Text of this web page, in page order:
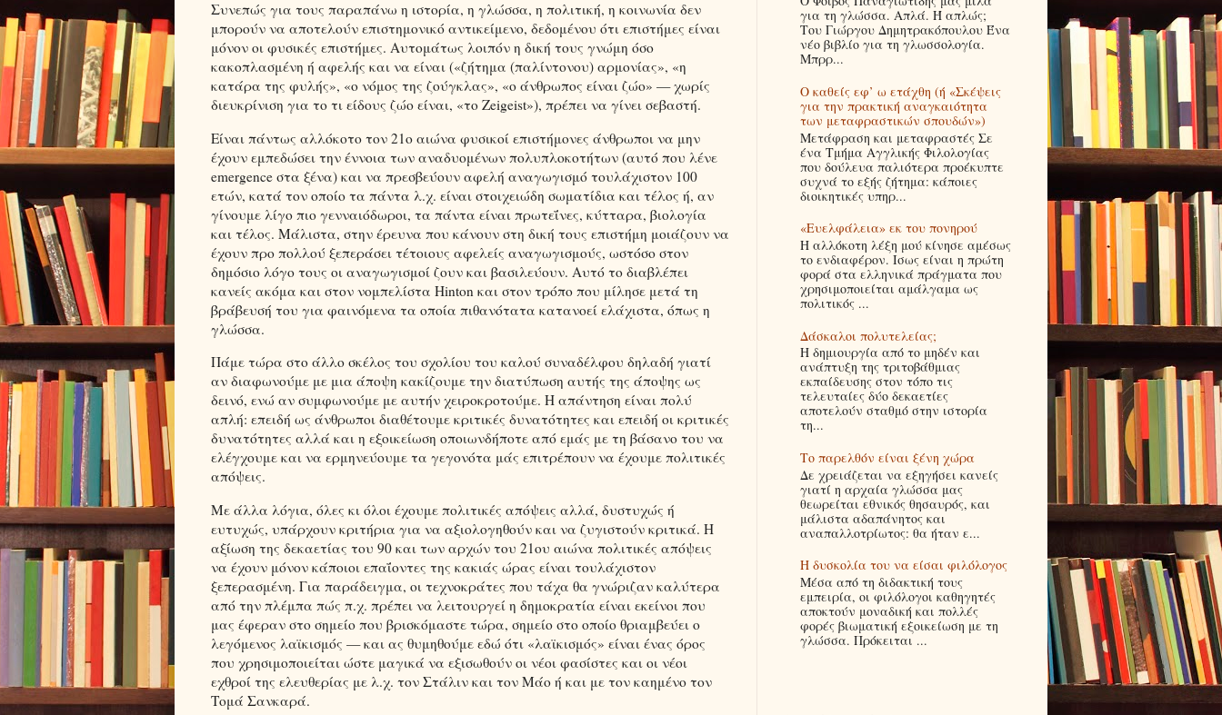
Συνεπώς για τους παραπάνω η ιστορία, η γλώσσα, η πολιτική, η κοινωνία δεν
μπορούν να αποτελούν επιστημονικό αντικείμενο, δεδομένου ότι επιστήμες είναι
μόνον οι φυσικές επιστήμες. Αυτομάτως λοιπόν η δική τους γνώμη όσο
κακοπλασμένη ή αφελής και να είναι («ζήτημα (παλίντονου) αρμονίας», «η
κατάρα της φυλής», «ο νόμος της ζούγκλας», «ο άνθρωπος είναι ζώο» — χωρίς
διευκρίνιση για το τι είδους ζώο είναι, «το Zeigeist»), πρέπει να γίνει σεβαστή.
Είναι πάντως αλλόκοτο τον 21ο αιώνα φυσικοί επιστήμονες άνθρωποι να μην
έχουν εμπεδώσει την έννοια των αναδυομένων πολυπλοκοτήτων (αυτό που λένε
emergence στα ξένα) και να πρεσβεύουν αφελή αναγωγισμό τουλάχιστον 100
ετών, κατά τον οποίο τα πάντα λ.χ. είναι στοιχειώδη σωματίδια και τέλος ή, αν
γίνουμε λίγο πιο γενναιόδωροι, τα πάντα είναι πρωτεΐνες, κύτταρα, βιολογία
και τέλος. Μάλιστα, στην έρευνα που κάνουν στη δική τους επιστήμη μοιάζουν να
έχουν προ πολλού ξεπεράσει τέτοιους αφελείς αναγωγισμούς, ωστόσο στον
δημόσιο λόγο τους οι αναγωγισμοί ζουν και βασιλεύουν. Αυτό το διαβλέπει
κανείς ακόμα και στον νομπελίστα Hinton και στον τρόπο που μίλησε μετά τη
βράβευσή του για φαινόμενα τα οποία πιθανότατα κατανοεί ελάχιστα, όπως η
γλώσσα.
Πάμε τώρα στο άλλο σκέλος του σχολίου του καλού συναδέλφου δηλαδή γιατί
αν διαφωνούμε με μια άποψη κακίζουμε την διατύπωση αυτής της άποψης ως
δεινό, ενώ αν συμφωνούμε με αυτήν χειροκροτούμε. Η απάντηση είναι πολύ
απλή: επειδή ως άνθρωποι διαθέτουμε κριτικές δυνατότητες και επειδή οι κριτικές
δυνατότητες αλλά και η εξοικείωση οποιωνδήποτε από εμάς με τη βάσανο του να
ελέγχουμε και να ερμηνεύουμε τα γεγονότα μάς επιτρέπουν να έχουμε πολιτικές
απόψεις.
Με άλλα λόγια, όλες κι όλοι έχουμε πολιτικές απόψεις αλλά, δυστυχώς ή
ευτυχώς, υπάρχουν κριτήρια για να αξιολογηθούν και να ζυγιστούν κριτικά. Η
αξίωση της δεκαετίας του 90 και των αρχών του 21ου αιώνα πολιτικές απόψεις
να έχουν μόνον κάποιοι επαΐοντες της κακιάς ώρας είναι τουλάχιστον
ξεπερασμένη. Για παράδειγμα, οι τεχνοκράτες που τάχα θα γνώριζαν καλύτερα
από την πλέμπα πώς π.χ. πρέπει να λειτουργεί η δημοκρατία είναι εκείνοι που
μας έφεραν στο σημείο που βρισκόμαστε τώρα, σημείο στο οποίο θριαμβεύει ο
λεγόμενος λαϊκισμός — και ας θυμηθούμε εδώ ότι «λαϊκισμός» είναι ένας όρος
που χρησιμοποιείται ώστε μαγικά να εξισωθούν οι νέοι φασίστες και οι νέοι
εχθροί της ελευθερίας με λ.χ. τον Στάλιν και τον Μάο ή και με τον καημένο τον
Τομά Σανκαρά.
για τη γλώσσα. Απλά. Ή απλώς;
Του Γιώργου Δημητρακόπουλου Ένα
νέο βιβλίο για τη γλωσσολογία.
Μπρρ...
Ο καθείς εφ’ ω ετάχθη (ή «Σκέψεις
για την πρακτική αναγκαιότητα
των μεταφραστικών σπουδών»)
Μετάφραση και μεταφραστές Σε
ένα Τμήμα Αγγλικής Φιλολογίας
που δούλευα παλιότερα προέκυπτε
συχνά το εξής ζήτημα: κάποιες
διοικητικές υπηρ...
«Ευελφάλεια» εκ του πονηρού
Η αλλόκοτη λέξη μού κίνησε αμέσως
το ενδιαφέρον. Ισως είναι η πρώτη
φορά στα ελληνικά πράγματα που
χρησιμοποιείται αμάλγαμα ως
πολιτικός ...
Δάσκαλοι πολυτελείας;
Η δημιουργία από το μηδέν και
ανάπτυξη της τριτοβάθμιας
εκπαίδευσης στον τόπο τις
τελευταίες δύο δεκαετίες
αποτελούν σταθμό στην ιστορία
τη...
Το παρελθόν είναι ξένη χώρα
Δε χρειάζεται να εξηγήσει κανείς
γιατί η αρχαία γλώσσα μας
θεωρείται εθνικός θησαυρός, και
μάλιστα αδαπάνητος και
αναπαλλοτρίωτος: θα ήταν ε...
Η δυσκολία του να είσαι φιλόλογος
Μέσα από τη διδακτική τους
εμπειρία, οι φιλόλογοι καθηγητές
αποκτούν μοναδική και πολλές
φορές βιωματική εξοικείωση με τη
γλώσσα. Πρόκειται ...